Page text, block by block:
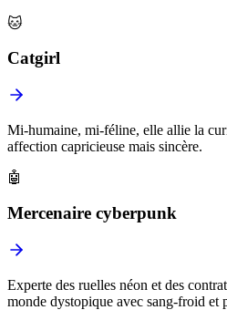
🐱
Catgirl
Mi-humaine, mi-féline, elle allie la
affection capricieuse mais sincère.
🤖
Mercenaire cyberpunk
Experte des ruelles néon et des
monde dystopique avec sang-froid et